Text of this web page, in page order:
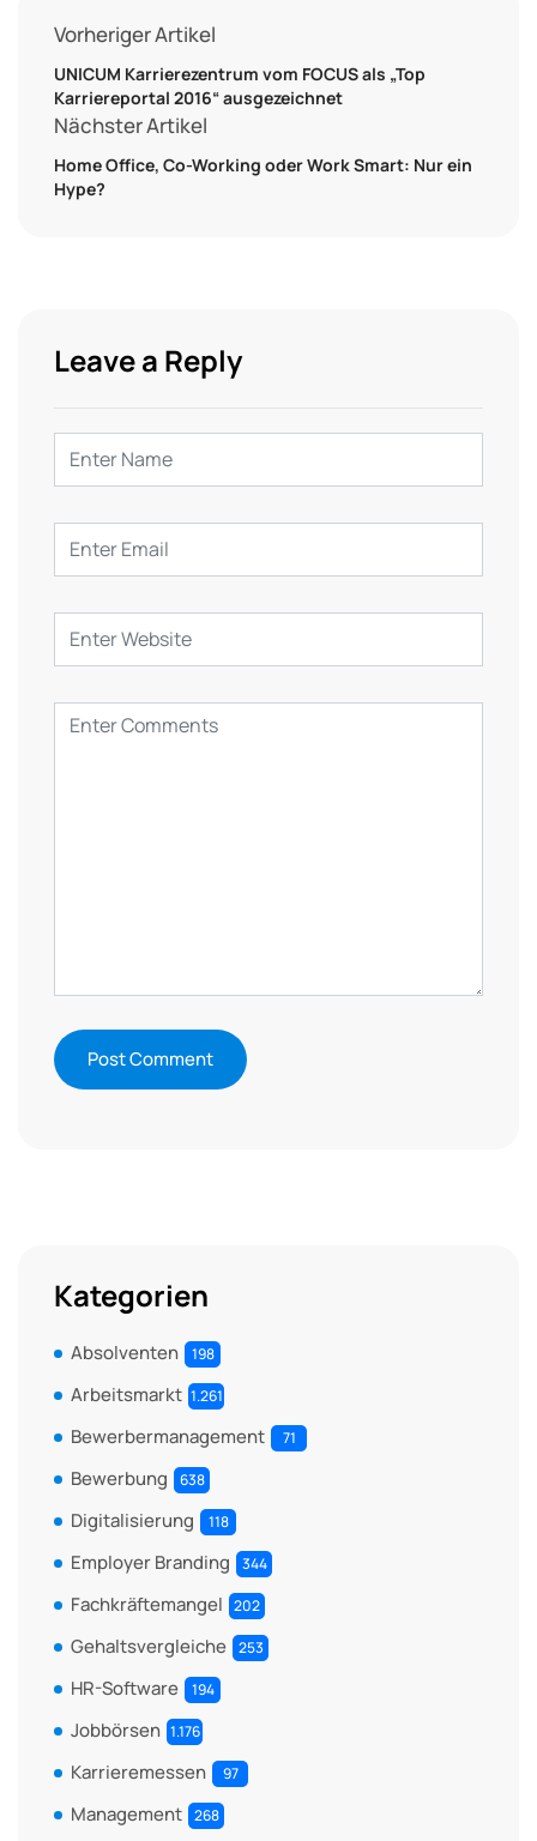
Vorheriger Artikel
UNICUM Karrierezentrum vom FOCUS als „Top
Karriereportal 2016“ ausgezeichnet
Nächster Artikel
Home Office, Co-Working oder Work Smart: Nur ein
Hype?
Leave a Reply
Kategorien
Absolventen 198
Arbeitsmarkt 1.261
Bewerbermanagement 71
Bewerbung 638
Digitalisierung 118
Employer Branding 344
Fachkräftemangel 202
Gehaltsvergleiche 253
HR-Software 194
Jobbörsen 1.176
Karrieremessen 97
Management 268